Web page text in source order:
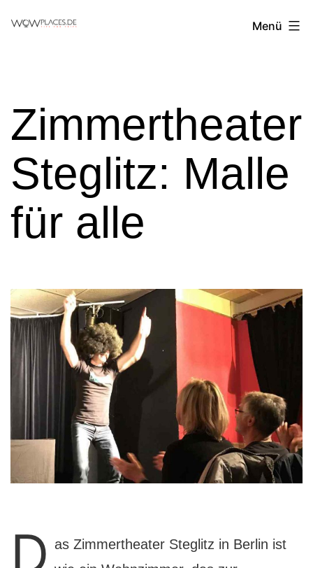
Reiseblog
Menü
Zimmertheater
Steglitz: Malle
für alle
D as Zimmertheater Steglitz in Berlin ist